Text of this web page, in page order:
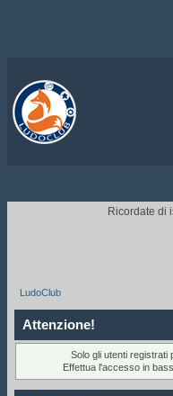
.
Ricordate di
LudoClub
Attenzione!
Solo gli utenti registrati
Effettua l'accesso in